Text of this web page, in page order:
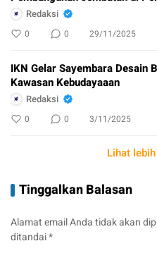
Redaksi
0 0 29/11/2025
IKN Gelar Sayembara Desain
Kawasan Kebudayaaan
Redaksi
0 0 3/11/2025
Lihat
Tinggalkan Balasan
Alamat email Anda tidak akan
ditandai*